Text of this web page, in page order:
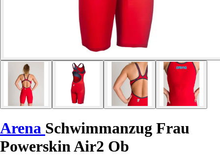
Arena Schwimmanzug Frau
Powerskin Air2 Ob